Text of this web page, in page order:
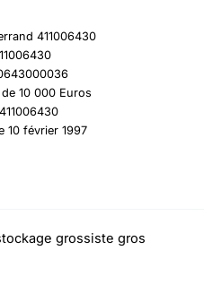
411006430
10 000 Euros
10 février 1997
grossiste gros